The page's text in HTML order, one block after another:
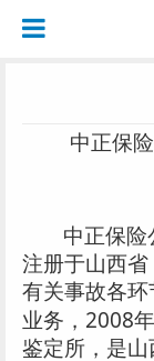
中正保
中正保险
注册于山西
有关事故各
业务， 2008
鉴定所，是